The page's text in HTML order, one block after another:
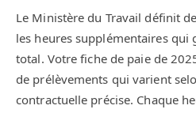
Le Ministère du Travail définit
les heures supplémentaires qui
total. Votre fiche de paie de
de prélèvements qui varient
contractuelle précise. Chaque